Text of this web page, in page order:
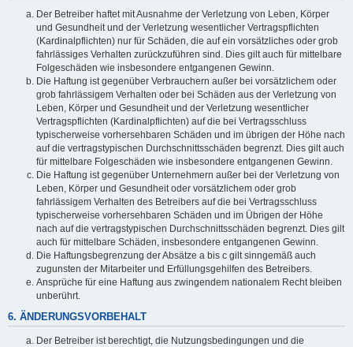
Der Betreiber haftet mit Ausnahme der Verletzung von Leben, Körper
und Gesundheit und der Verletzung wesentlicher Vertragspflichten
(Kardinalpflichten) nur für Schäden, die auf ein vorsätzliches oder grob
fahrlässiges Verhalten zurückzuführen sind. Dies gilt auch für mittelbare
Folgeschäden wie insbesondere entgangenen Gewinn.
Die Haftung ist gegenüber Verbrauchern außer bei vorsätzlichem oder
grob fahrlässigem Verhalten oder bei Schäden aus der Verletzung von
Leben, Körper und Gesundheit und der Verletzung wesentlicher
Vertragspflichten (Kardinalpflichten) auf die bei Vertragsschluss
typischerweise vorhersehbaren Schäden und im übrigen der Höhe nach
auf die vertragstypischen Durchschnittsschäden begrenzt. Dies gilt auch
für mittelbare Folgeschäden wie insbesondere entgangenen Gewinn.
Die Haftung ist gegenüber Unternehmern außer bei der Verletzung von
Leben, Körper und Gesundheit oder vorsätzlichem oder grob
fahrlässigem Verhalten des Betreibers auf die bei Vertragsschluss
typischerweise vorhersehbaren Schäden und im Übrigen der Höhe
nach auf die vertragstypischen Durchschnittsschäden begrenzt. Dies gilt
auch für mittelbare Schäden, insbesondere entgangenen Gewinn.
Die Haftungsbegrenzung der Absätze a bis c gilt sinngemäß auch
zugunsten der Mitarbeiter und Erfüllungsgehilfen des Betreibers.
Ansprüche für eine Haftung aus zwingendem nationalem Recht bleiben
unberührt.
6. ÄNDERUNGSVORBEHALT
Der Betreiber ist berechtigt, die Nutzungsbedingungen und die